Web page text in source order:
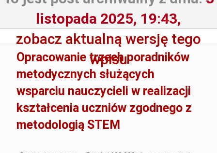
listopada 2025, 19:43,
zobacz aktualną wersję tego
wpisu
Opracowanie trzech poradników
metodycznych służących
wsparciu nauczycieli w realizacji
kształcenia uczniów zgodnego z
metodologią STEM